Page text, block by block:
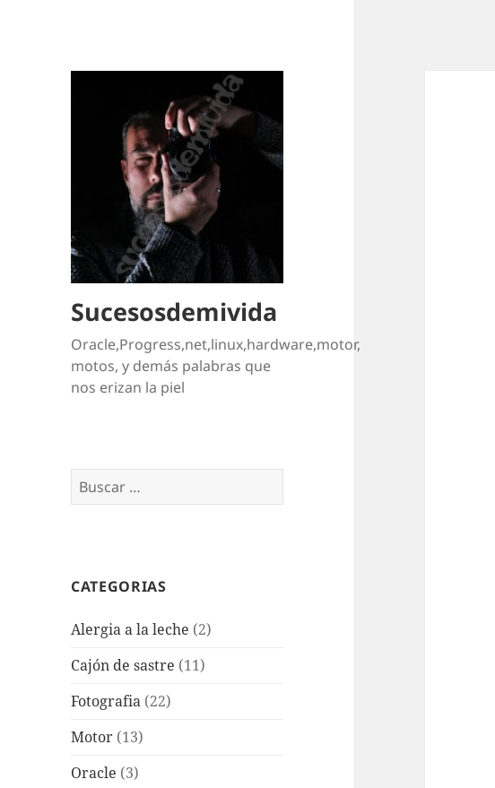
Sucesosdemivida
Oracle,Progress,net,linux,hardware,motor,
motos, y demás palabras que
nos erizan la piel
Buscar:
CATEGORIAS
Alergia a la leche (2)
Cajón de sastre (11)
Fotografia (22)
Motor (13)
Oracle (3)